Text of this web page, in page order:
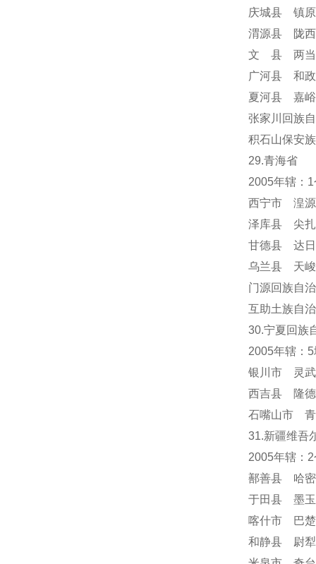
庆城县 镇
渭源县 陇
文 县 两
广河县 和
夏河县 嘉
张家川回族
积石山保安
29.青海省
2005年辖：
西宁市 湟
泽库县 尖
甘德县 达
乌兰县 天
门源回族自
互助土族自
30.宁夏回族
2005年辖：
银川市 灵
西吉县 隆
石嘴山市 青
31.新疆维吾
2005年辖：
鄯善县 哈
于田县 墨
喀什市 巴
和静县 尉